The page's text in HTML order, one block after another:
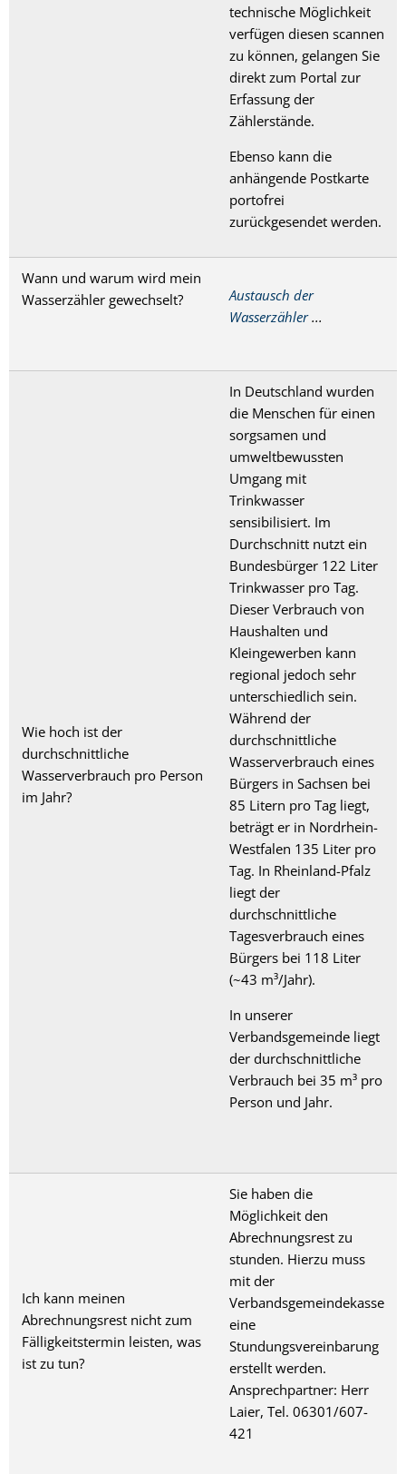
technische Möglichkeit
verfügen diesen scannen
zu können, gelangen Sie
direkt zum Portal zur
Erfassung der
Zählerstände.
Ebenso kann die
anhängende Postkarte
portofrei
zurückgesendet werden.
Wann und warum wird mein
Wasserzähler gewechselt?
Austausch der
Wasserzähler...
Wie hoch ist der
durchschnittliche
Wasserverbrauch pro Person
im Jahr?
In Deutschland wurden
die Menschen für einen
sorgsamen und
umweltbewussten
Umgang mit
Trinkwasser
sensibilisiert. Im
Durchschnitt nutzt ein
Bundesbürger 122 Liter
Trinkwasser pro Tag.
Dieser Verbrauch von
Haushalten und
Kleingewerben kann
regional jedoch sehr
unterschiedlich sein.
Während der
durchschnittliche
Wasserverbrauch eines
Bürgers in Sachsen bei
85 Litern pro Tag liegt,
beträgt er in Nordrhein-
Westfalen 135 Liter pro
Tag. In Rheinland-Pfalz
liegt der
durchschnittliche
Tagesverbrauch eines
Bürgers bei 118 Liter
(~43 m³/Jahr).
In unserer
Verbandsgemeinde liegt
der durchschnittliche
Verbrauch bei 35 m³ pro
Person und Jahr.
Ich kann meinen
Abrechnungsrest nicht zum
Fälligkeitstermin leisten, was
ist zu tun?
Sie haben die
Möglichkeit den
Abrechnungsrest zu
stunden. Hierzu muss
mit der
Verbandsgemeindekasse
eine
Stundungsvereinbarung
erstellt werden.
Ansprechpartner: Herr
Laier, Tel. 06301/607-
421